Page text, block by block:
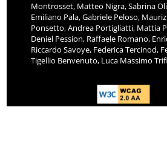
Montrosset, Matteo Nigra, Sabrina
Emiliano Pala, Gabriele Peloso,
Ponsetto, Andrea Portigliatti, Mattia
Deniel Pession, Raffaele Romano,
Riccardo Savoye, Federica Tercinod,
Tigellio Benvenuto, Luca Massimo